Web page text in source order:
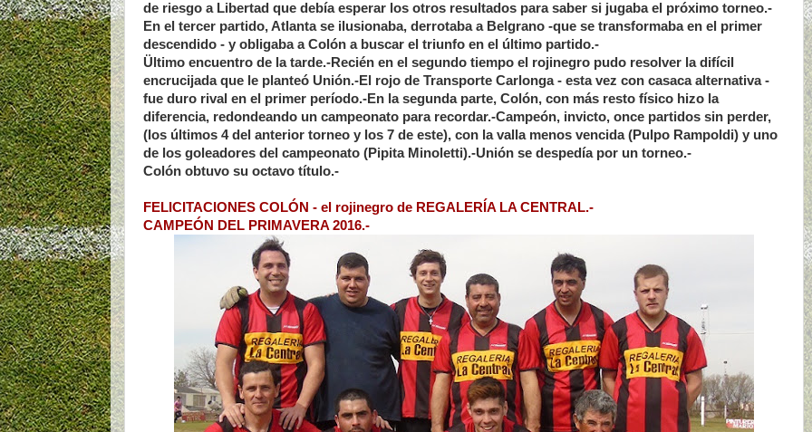
de riesgo a Libertad que debía esperar los otros resultados para saber si jugaba el próximo torneo.-
En el tercer partido, Atlanta se ilusionaba, derrotaba a Belgrano -que se transformaba en el primer
descendido - y obligaba a Colón a buscar el triunfo en el último partido.-
Ültimo encuentro de la tarde.-Recién en el segundo tiempo el rojinegro pudo resolver la difícil
encrucijada que le planteó Unión.-El rojo de Transporte Carlonga - esta vez con casaca alternativa -
fue duro rival en el primer período.-En la segunda parte, Colón, con más resto físico hizo la
diferencia, redondeando un campeonato para recordar.-Campeón, invicto, once partidos sin perder,
(los últimos 4 del anterior torneo y los 7 de este), con la valla menos vencida (Pulpo Rampoldi) y uno
de los goleadores del campeonato (Pipita Minoletti).-Unión se despedía por un torneo.-
Colón obtuvo su octavo título.-
FELICITACIONES COLÓN - el rojinegro de REGALERÍA LA CENTRAL.-
CAMPEÓN DEL PRIMAVERA 2016.-